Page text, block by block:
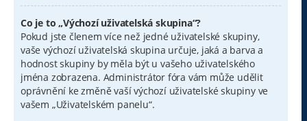
Co je to „Výchozí uživatelská skupina“?
Pokud jste členem více než jedné uživatelské skupiny,
vaše výchozí uživatelská skupina určuje, jaká a barva a
hodnost skupiny by měla být u vašeho uživatelského
jména zobrazena. Administrátor fóra vám může udělit
oprávnění ke změně vaší výchozí uživatelské skupiny ve
vašem „Uživatelském panelu“.